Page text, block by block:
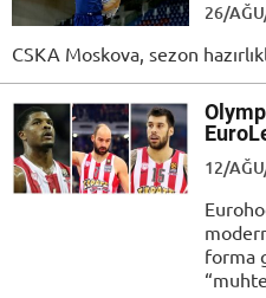
26/
CSKA Moskova, sezon
12/
forma